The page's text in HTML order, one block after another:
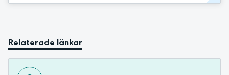
Relaterade länkar